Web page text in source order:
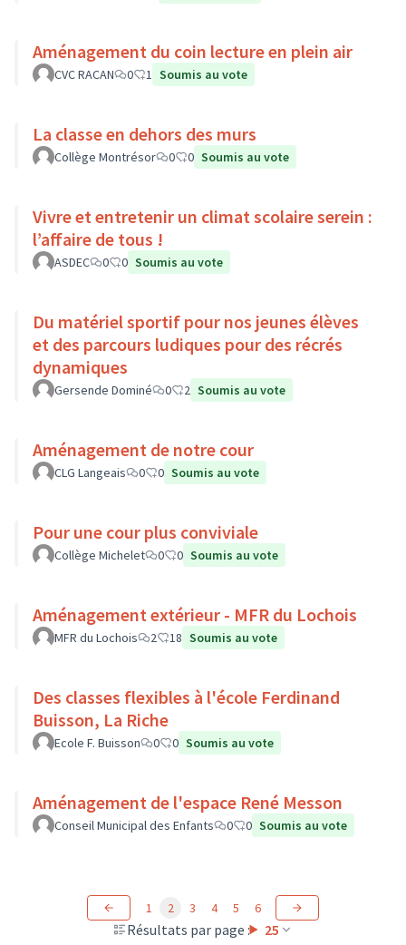
Aménagement du coin lecture en plein air
CVC RACAN 0 1 Soumis au vote
La classe en dehors des murs
Collège Montrésor 0 0 Soumis au vote
Vivre et entretenir un climat scolaire serein :
l’affaire de tous !
ASDEC 0 0 Soumis au vote
Du matériel sportif pour nos jeunes élèves
et des parcours ludiques pour des récrés
dynamiques
Gersende Dominé 0 2 Soumis au vote
Aménagement de notre cour
CLG Langeais 0 0 Soumis au vote
Pour une cour plus conviviale
Collège Michelet 0 0 Soumis au vote
Aménagement extérieur - MFR du Lochois
MFR du Lochois 2 18 Soumis au vote
Des classes flexibles à l'école Ferdinand
Buisson, La Riche
Ecole F. Buisson 0 0 Soumis au vote
Aménagement de l'espace René Messon
Conseil Municipal des Enfants 0 0 Soumis au vote
Résultats par page : 25
1 2 3 4 5 6